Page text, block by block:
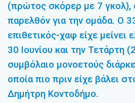
(πρώτος σκόρερ με 7 γκολ),
παρελθόν για την ομάδα. Ο
επιθετικός-χαφ είχε μείνει
30 Ιουνίου και την Τετάρτη
συμβόλαιο μονοετούς
οποία πιο πριν είχε βάλει
Δημήτρη Κοντοδήμο.